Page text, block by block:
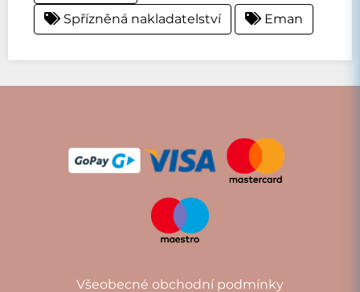
Spřízněná nakladatelství
Eman
Všeobecné obchodní podmínky